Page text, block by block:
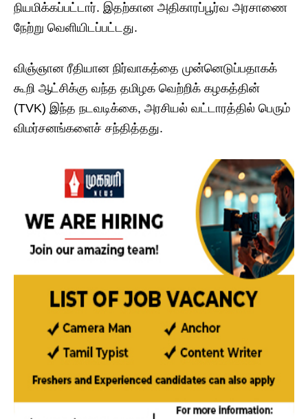
நியமிக்கப்பட்டார். இதற்கான அதிகாரப்பூர்வ அரசாணை
நேற்று வெளியிடப்பட்டது.
விஞ்ஞான ரீதியான நிர்வாகத்தை முன்னெடுப்பதாகக்
கூறி ஆட்சிக்கு வந்த தமிழக வெற்றிக் கழகத்தின்
(TVK) இந்த நடவடிக்கை, அரசியல் வட்டாரத்தில் பெரும்
விமர்சனங்களைச் சந்தித்தது.